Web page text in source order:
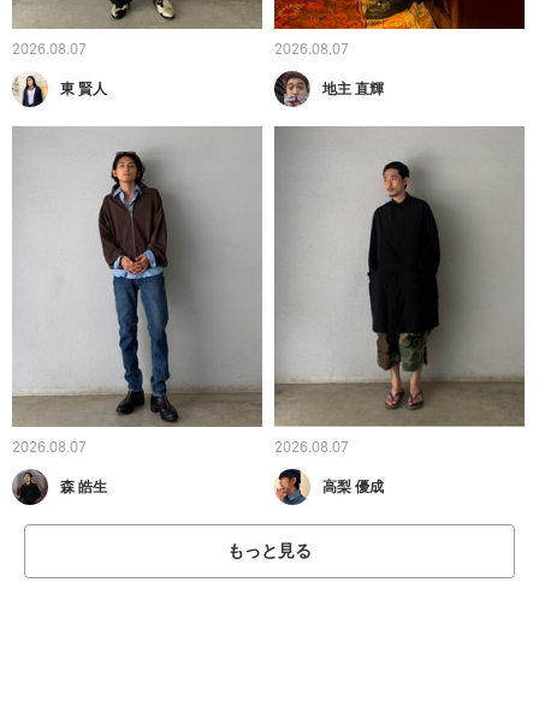
2026.08.07
東 賢人
2026.08.07
地主 直輝
2026.08.07
森 皓生
2026.08.07
高梨 優成
もっと見る